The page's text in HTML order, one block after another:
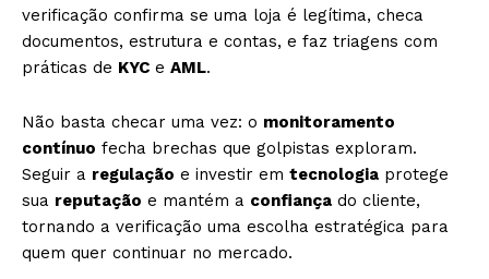
verificação confirma se uma loja é legítima, checa
documentos, estrutura e contas, e faz triagens com
práticas de KYC e AML.
Não basta checar uma vez: o monitoramento
contínuo fecha brechas que golpistas exploram.
Seguir a regulação e investir em tecnologia protege
sua reputação e mantém a confiança do cliente,
tornando a verificação uma escolha estratégica para
quem quer continuar no mercado.